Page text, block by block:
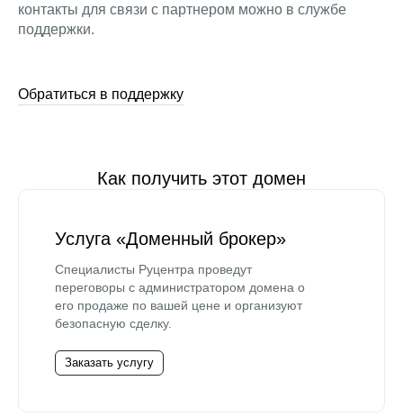
контакты для связи с партнером можно в службе
поддержки.
Обратиться в поддержку
Как получить этот домен
Услуга «Доменный брокер»
Специалисты Руцентра проведут
переговоры с администратором домена о
его продаже по вашей цене и организуют
безопасную сделку.
Заказать услугу